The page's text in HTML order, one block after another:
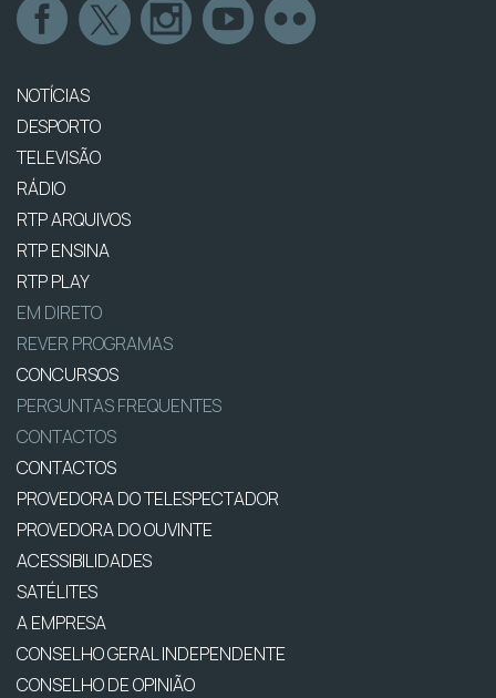
NOTÍCIAS
DESPORTO
TELEVISÃO
RÁDIO
RTP ARQUIVOS
RTP ENSINA
RTP PLAY
EM DIRETO
REVER PROGRAMAS
CONCURSOS
PERGUNTAS FREQUENTES
CONTACTOS
CONTACTOS
PROVEDORA DO TELESPECTADOR
PROVEDORA DO OUVINTE
ACESSIBILIDADES
SATÉLITES
A EMPRESA
CONSELHO GERAL INDEPENDENTE
CONSELHO DE OPINIÃO